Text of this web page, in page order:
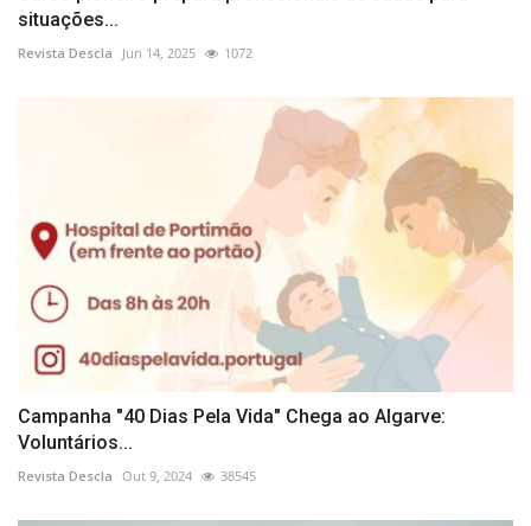
situações...
Revista Descla Jun 14, 2025 1072
Campanha "40 Dias Pela Vida" Chega ao Algarve:
Voluntários...
Revista Descla Out 9, 2024 38545